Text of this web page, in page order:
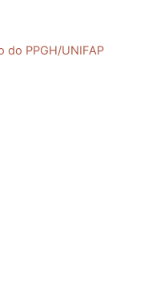
do PPGH/UNIFAP